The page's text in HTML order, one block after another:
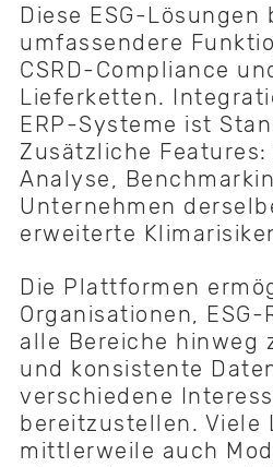
Diese ESG-Lösungen
umfassendere
CSRD-Compliance
Lieferketten.
ERP-Systeme ist
Zusätzliche
Analyse,
Unternehmen
erweiterte
Die Plattformen
Organisationen,
alle Bereiche hinweg
und konsistente
verschiedene
bereitzustellen. Viele
mittlerweile auch